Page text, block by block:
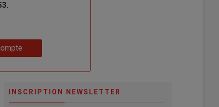
INSCRIPTION NEWSLETTER